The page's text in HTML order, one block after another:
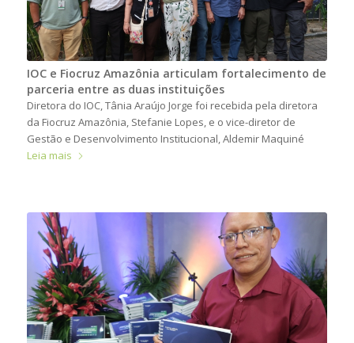
IOC e Fiocruz Amazônia articulam fortalecimento de
parceria entre as duas instituições
Diretora do IOC, Tânia Araújo Jorge foi recebida pela diretora
da Fiocruz Amazônia, Stefanie Lopes, e o vice-diretor de
Gestão e Desenvolvimento Institucional, Aldemir Maquiné
Leia mais